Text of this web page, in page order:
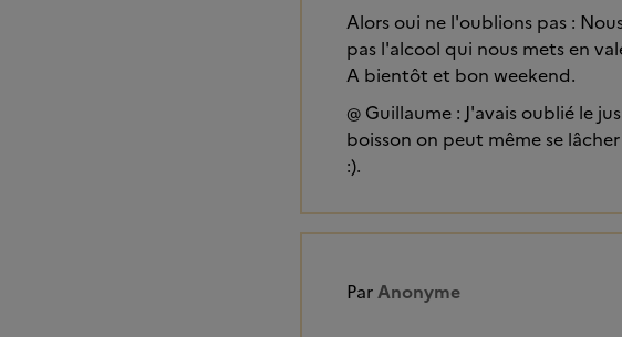
Alors oui ne l'oublions pas :
pas l'alcool qui nous mets en
A bientôt et bon weekend.
@ Guillaume : J'avais oublié le
boisson on peut même se
:).
ParAnonyme